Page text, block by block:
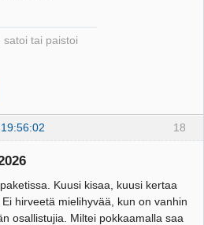
satoi tai paistoi
18
Kuusi kisaa, kuusi kertaa
hirveetä mielihyvää, kun on vanhin
osallistujia. Miltei pokkaamalla saa